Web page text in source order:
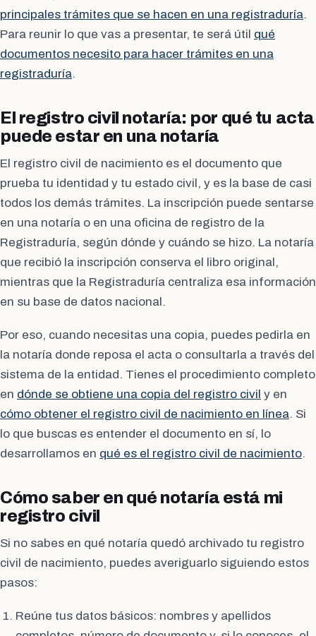
principales trámites que se hacen en una registraduría.
Para reunir lo que vas a presentar, te será útil qué
documentos necesito para hacer trámites en una
registraduría.
El registro civil notaría: por qué tu acta
puede estar en una notaría
El registro civil de nacimiento es el documento que
prueba tu identidad y tu estado civil, y es la base de casi
todos los demás trámites. La inscripción puede sentarse
en una notaría o en una oficina de registro de la
Registraduría, según dónde y cuándo se hizo. La notaría
que recibió la inscripción conserva el libro original,
mientras que la Registraduría centraliza esa información
en su base de datos nacional.
Por eso, cuando necesitas una copia, puedes pedirla en
la notaría donde reposa el acta o consultarla a través del
sistema de la entidad. Tienes el procedimiento completo
en dónde se obtiene una copia del registro civil y en
cómo obtener el registro civil de nacimiento en línea. Si
lo que buscas es entender el documento en sí, lo
desarrollamos en qué es el registro civil de nacimiento.
Cómo saber en qué notaría está mi
registro civil
Si no sabes en qué notaría quedó archivado tu registro
civil de nacimiento, puedes averiguarlo siguiendo estos
pasos:
Reúne tus datos básicos: nombres y apellidos